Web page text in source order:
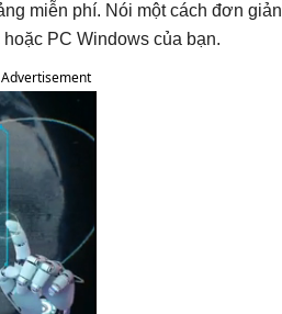
miễn phí. Nói một cách đơn giản
PC Windows của bạn.
Advertisement